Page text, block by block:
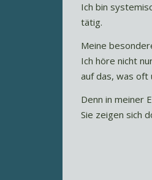
Ich bin
tätig.
Meine
Ich höre nicht
auf das, was oft
Denn in meiner
Sie zeigen sich